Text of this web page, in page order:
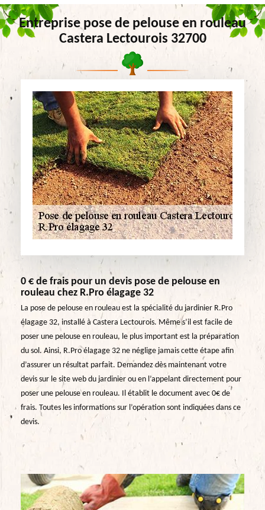
Entreprise pose de pelouse en rouleau
Castera Lectourois 32700
0 € de frais pour un devis pose de pelouse en
rouleau chez R.Pro élagage 32
La pose de pelouse en rouleau est la spécialité du jardinier R.Pro
élagage 32, installé à Castera Lectourois. Même s’il est facile de
poser une pelouse en rouleau, le plus important est la préparation
du sol. Ainsi, R.Pro élagage 32 ne néglige jamais cette étape afin
d’assurer un résultat parfait. Demandez dès maintenant votre
devis sur le site web du jardinier ou en l’appelant directement pour
poser une pelouse en rouleau. Il établit le document avec 0€ de
frais. Toutes les informations sur l’opération sont indiquées dans ce
devis.